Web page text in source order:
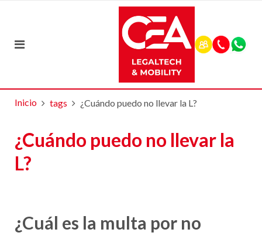
Inicio tags ¿Cuándo puedo no llevar la L?
¿Cuándo puedo no llevar la
L?
¿Cuál es la multa por no